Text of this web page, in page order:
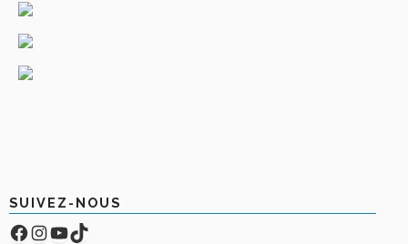
SUIVEZ-NOUS
Facebook
Compte Instagram
YouTube
TikTok